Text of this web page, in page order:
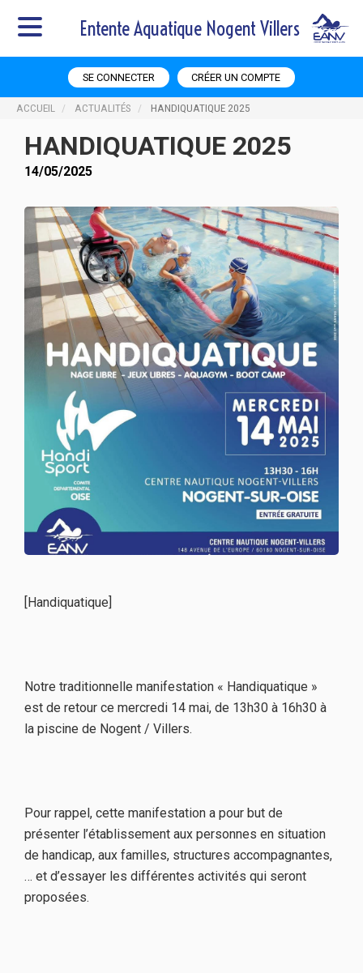
Entente Aquatique Nogent Villers
SE CONNECTER CRÉER UN COMPTE
ACCUEIL ACTUALITÉS HANDIQUATIQUE 2025
HANDIQUATIQUE 2025
14/05/2025
[Handiquatique]
Notre traditionnelle manifestation « Handiquatique »
est de retour ce mercredi 14 mai, de 13h30 à 16h30 à
la piscine de Nogent / Villers.
Pour rappel, cette manifestation a pour but de
présenter l’établissement aux personnes en situation
de handicap, aux familles, structures accompagnantes,
… et d’essayer les différentes activités qui seront
proposées.